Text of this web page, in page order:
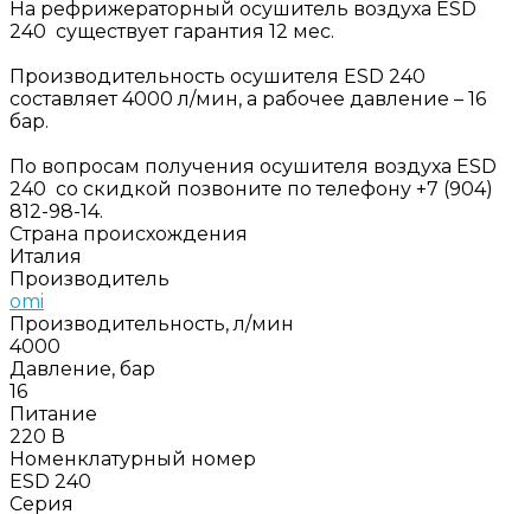
На рефрижераторный осушитель воздуха ESD
240 существует гарантия 12 мес.
Производительность осушителя ESD 240
составляет 4000 л/мин, а рабочее давление – 16
бар.
По вопросам получения осушителя воздуха ESD
240 со скидкой позвоните по телефону +7 (904)
812-98-14.
Страна происхождения
Италия
Производитель
omi
Производительность, л/мин
4000
Давление, бар
16
Питание
220 В
Номенклатурный номер
ESD 240
Серия